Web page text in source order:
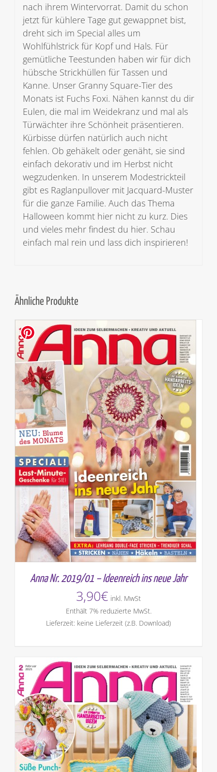
nach ihrem Wintervorrat. Damit du schon
jetzt für kühlere Tage gut gewappnet bist,
dreht sich im Special alles um
Wohlfühlstrick für Kopf und Hals. Für
gemütliche Teestunden haben wir für dich
hübsche Strickhüllen für Tassen und
Kanne. Unser Granny Square-Tier des
Monats ist Fuchs Foxi. Nähen kannst du dir
Eulen, die mal im Weidekranz und mal als
Türwächter ihre Schönheit präsentieren.
Kürbisse dürfen natürlich auch nicht
fehlen. Ob gehäkelt oder genäht, sie sind
einfach dekorativ und im Herbst nicht
wegzudenken. In unserem Modestrickteil
gibt es Raglanpullover mit Jacquard-Muster
für die ganze Familie. Auch das Thema
Halloween kommt hier nicht zu kurz. Dies
und vieles mehr findest du hier. Schau
einfach mal rein und lass dich inspirieren!
Ähnliche Produkte
Anna Nr. 2019/01 – Ideenreich ins neue Jahr
3,90€ inkl. MwSt
Enthält 7% reduzierte MwSt.
Lieferzeit: keine Lieferzeit (z.B. Download)